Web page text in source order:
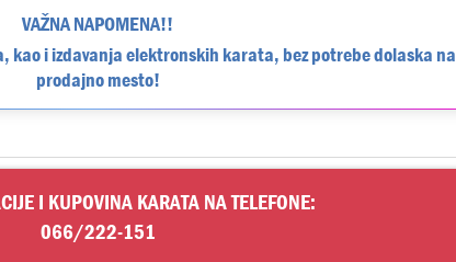
VAŽNA NAPOMENA!!
kao i izdavanja elektronskih karata, bez potrebe dolaska na
prodajno mesto!
I KUPOVINA KARATA NA TELEFONE:
066/222-151